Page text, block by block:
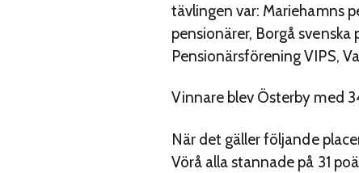
tävlingen var: Mariehamns
pensionärer, Borgå
Pensionärsförening VIPS,
Vinnare blev Österby med
När det gäller följande
Vörå alla stannade på 31